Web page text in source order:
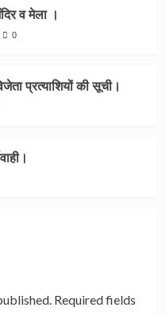
व मेला ।
0
प्रत्याशियों की सूची।
Required fields